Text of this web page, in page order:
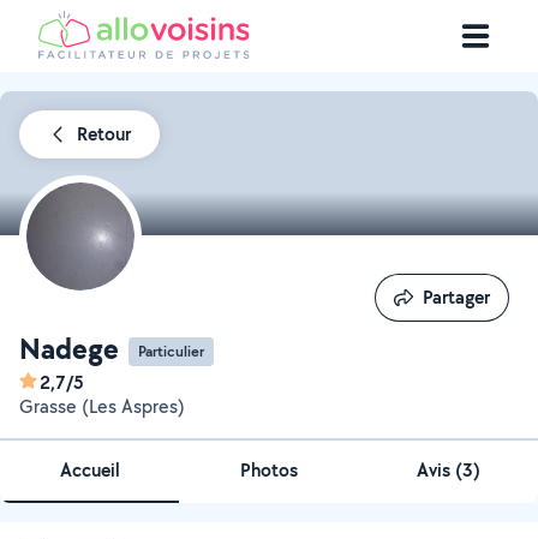
Retour
Nadege Particulier
2,7/5
Grasse (Les Aspres)
Partager
Partager
Accueil Photos Avis (3)